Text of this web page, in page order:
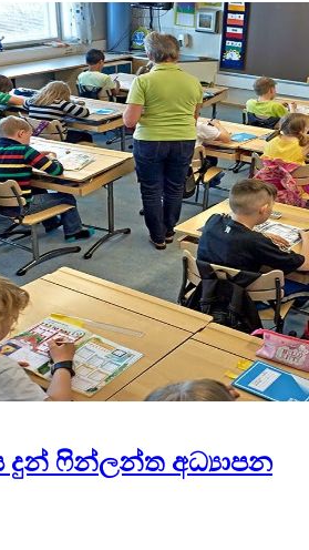
දුන් ෆින්ලන්ත අධ්‍යාපන